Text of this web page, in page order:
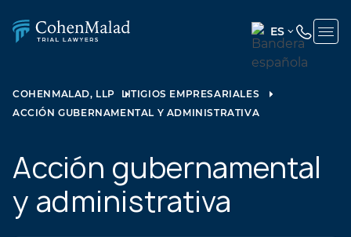
ES
ENGLISH
STATES)
COHENMALAD, LLP
LITIGIOS EMPRESARIALES
ACCIÓN GUBERNAMENTAL Y ADMINISTRATIVA
Acción gubernamental
y administrativa